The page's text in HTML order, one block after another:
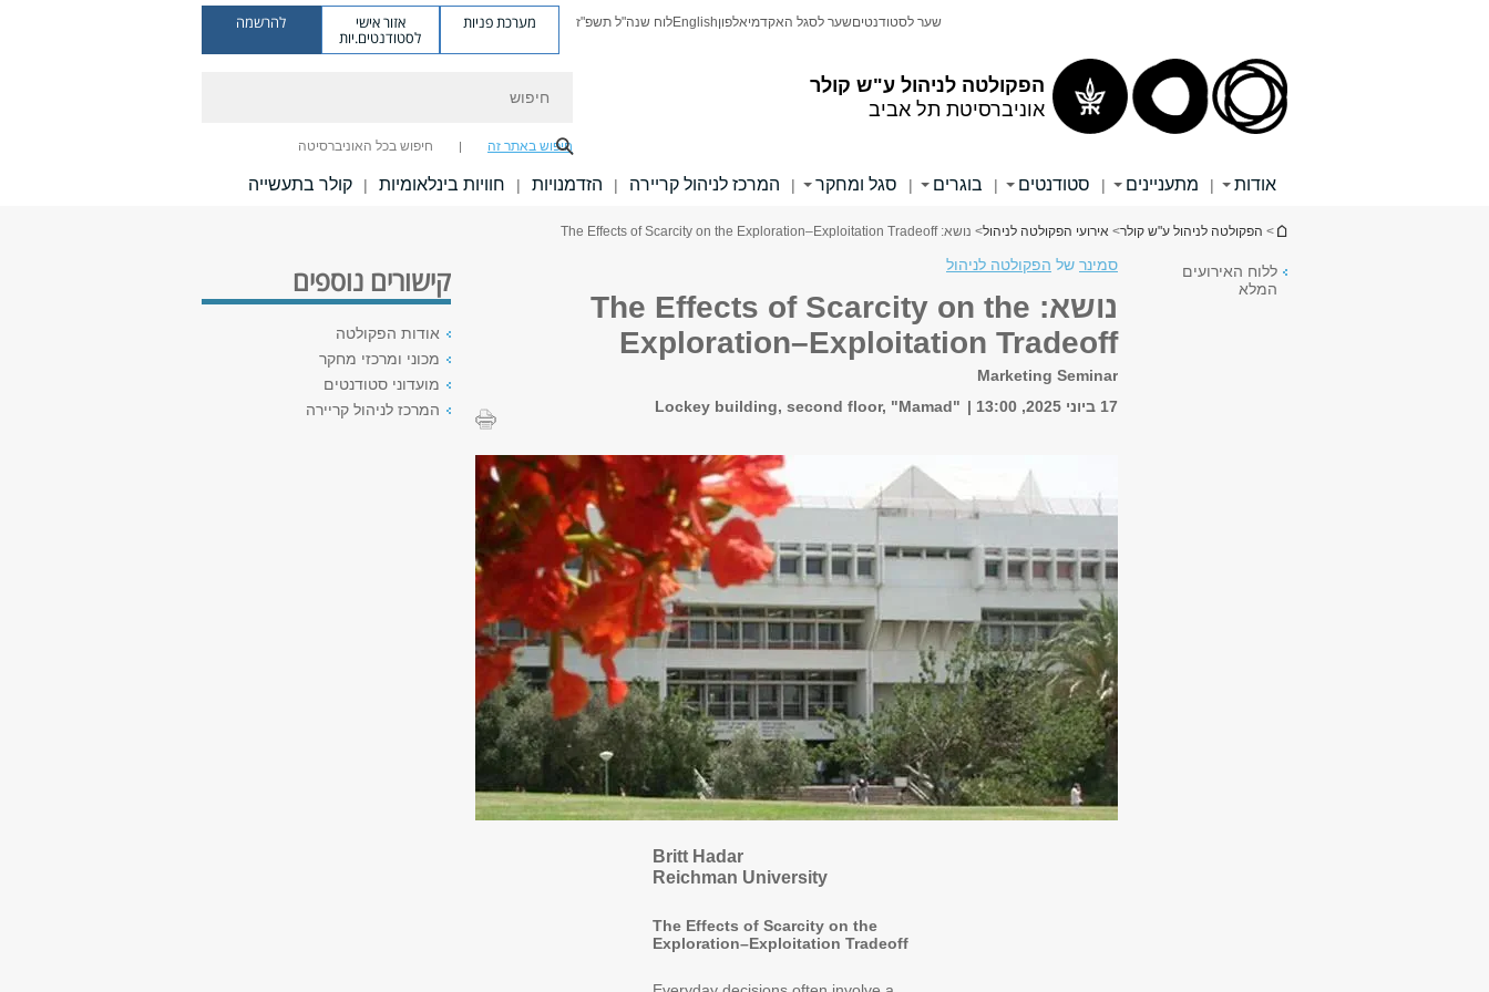
הפקולטה לניהול ע"ש קולר
אוניברסיטת תל אביב
שער לסטודנטיםשער לסגל האקדמיאלפוןEnglishלוח שנה"ל תשפ"ז מערכת פניות אזור אישי
לסטודנטים.יות
להרשמה
חיפוש באתר זה חיפוש בכל האוניברסיטה
אודות | מתעניינים | סטודנטים | בוגרים | סגל ומחקר | המרכז לניהול קריירה | הזדמנויות | חוויות בינלאומיות | קולר בתעשייה
הינך נמצא כאן
> הפקולטה לניהול ע"ש קולר> אירועי הפקולטה לניהול> נושא: The Effects of Scarcity on the Exploration–Exploitation Tradeoff
ללוח האירועים
המלא
סמינר של הפקולטה לניהול
נושא: The Effects of Scarcity on the
Exploration–Exploitation Tradeoff
Marketing Seminar
17 ביוני 2025, 13:00
"Lockey building, second floor, "Mamad
Britt Hadar
Reichman University
The Effects of Scarcity on the
Exploration–Exploitation Tradeoff
קישורים נוספים
אודות הפקולטה
מכוני ומרכזי מחקר
מועדוני סטודנטים
המרכז לניהול קריירה